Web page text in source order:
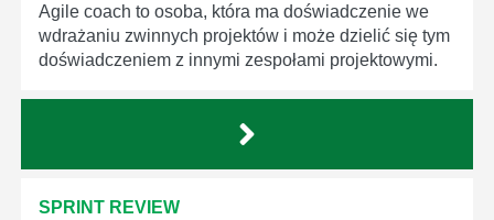
Agile coach to osoba, która ma doświadczenie we
wdrażaniu zwinnych projektów i może dzielić się tym
doświadczeniem z innymi zespołami projektowymi.
SPRINT REVIEW